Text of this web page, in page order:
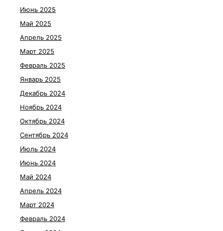
Июнь 2025
Май 2025
Апрель 2025
Март 2025
Февраль 2025
Январь 2025
Декабрь 2024
Ноябрь 2024
Октябрь 2024
Сентябрь 2024
Июль 2024
Июнь 2024
Май 2024
Апрель 2024
Март 2024
Февраль 2024